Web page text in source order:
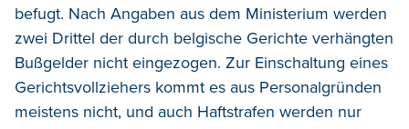
befugt. Nach Angaben aus dem Ministerium werden
zwei Drittel der durch belgische Gerichte verhängten
Bußgelder nicht eingezogen. Zur Einschaltung eines
Gerichtsvollziehers kommt es aus Personalgründen
meistens nicht, und auch Haftstrafen werden nur